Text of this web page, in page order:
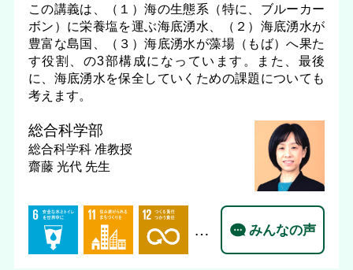
この講義は、（１）海の生態系（特に、ブルーカー
ボン）に栄養塩を運ぶ海底湧水、（２）海底湧水が
豊富な島国、（３）海底湧水が藻場（もば）へ果た
す役割、の3部構成になっています。また、最後
に、海底湧水を保全していくための課題についても
考えます。
総合科学部
総合科学科 准教授
齋藤 光代 先生
… みんなの声